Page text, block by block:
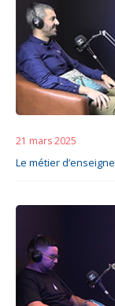
21 mars 2025
Le métier